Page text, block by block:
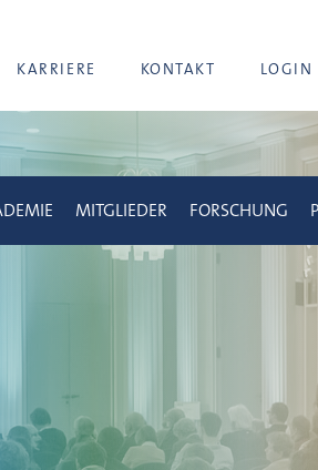
KARRIERE KONTAKT LOGIN
MITGLIEDER FORSCHUNG